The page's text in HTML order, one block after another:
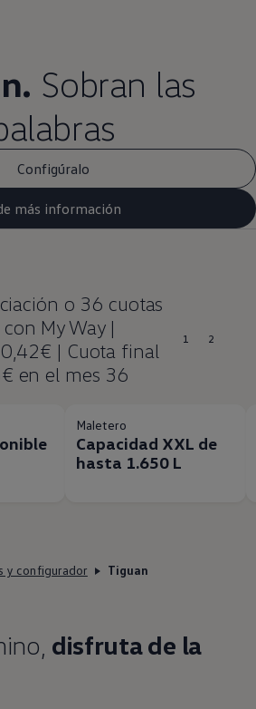
. Sobran las
Configúralo
más información
o 36 cuotas
My Way |
| Cuota final
en el mes 36
1 2
Maletero
Capacidad XXL de
hasta 1.650 L
y configurador Tiguan
disfruta de la